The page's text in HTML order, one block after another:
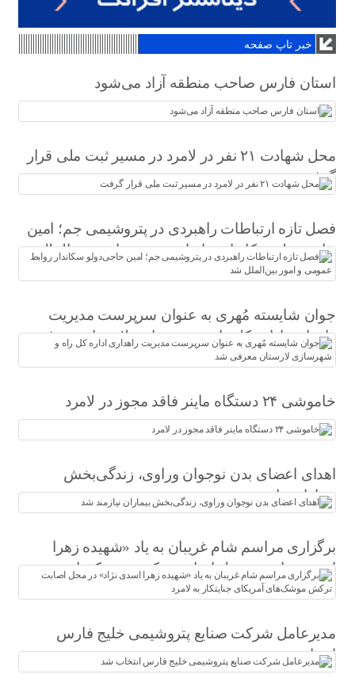
خبر تاپ صفحه
استان فارس صاحب منطقه آزاد می‌شود
محل شهادت ۲۱ نفر در لامرد در مسیر ثبت ملی قرار
گرفت
فصل تازه ارتباطات راهبردی در پتروشیمی جم؛ امین
حاجی‌دولو سکاندار روابط عمومی و امور بین‌الملل
شد
جوان شایسته مُهری به عنوان سرپرست مدیریت
راهداری اداره کل راه و شهرسازی لارستان معرفی
شد
خاموشی ۲۴ دستگاه ماینر فاقد مجوز در لامرد
اهدای اعضای بدن نوجوان وراوی، زندگی‌بخش
بیماران نیازمند شد
برگزاری مراسم شام غریبان به یاد «شهیده زهرا
اسدی نژاد» در محل اصابت ترکش موشک‌های
آمریکای جنایتکار به لامرد
مدیرعامل شرکت صنایع پتروشیمی خلیج فارس
انتخاب شد